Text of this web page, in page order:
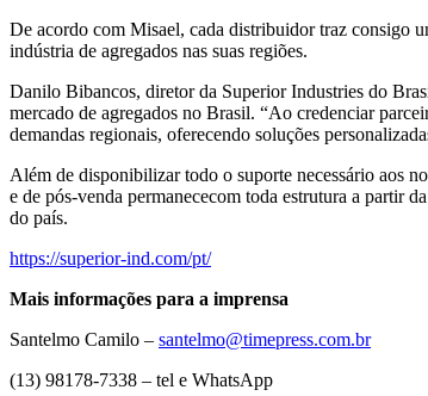
De acordo com Misael, cada distribuidor traz consigo
indústria de agregados nas suas regiões.
Danilo Bibancos, diretor da Superior Industries do
mercado de agregados no Brasil. “Ao credenciar
demandas regionais, oferecendo soluções
Além de disponibilizar todo o suporte necessário aos
e de pós-venda permanececom toda estrutura a partir
do país.
https://superior-ind.com/pt/
Mais informações para a imprensa
Santelmo Camilo – santelmo@timepress.com.br
(13) 98178-7338 – tel e WhatsApp